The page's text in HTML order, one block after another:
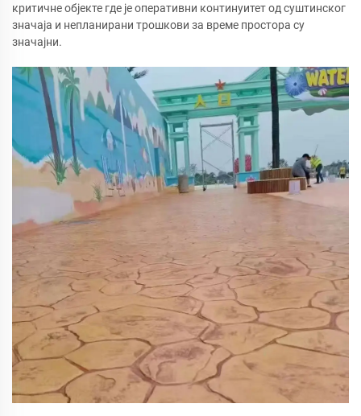
критичне објекте где је оперативни континуитет од суштинског
значаја и непланирани трошкови за време простора су
значајни.